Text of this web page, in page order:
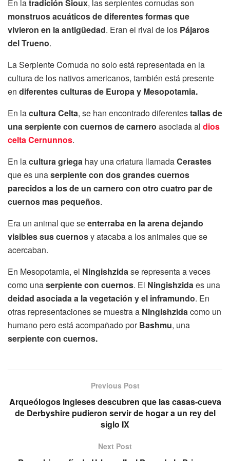
En latradición Sioux, las serpientes cornudas son
monstruos acuáticos de diferentes formas que
vivieron en la antigüedad. Eran el rival de los Pájaros
delTrueno.
La Serpiente Cornuda no solo está representada en la
cultura de los nativos americanos, también está presente
en diferentes culturas de Europa y Mesopotamia.
En lacultura Celta, se han encontrado diferentestallas de
una serpiente con cuernos de carnero asociada al dios
celta Cernunnos.
En lacultura griega hay una criatura llamadaCerastes
que es unaserpiente con dos grandes cuernos
parecidos a los de un carnero con otro cuatro par de
cuernos mas pequeños.
Era un animal que seenterraba en la arena dejando
visibles sus cuernosy atacaba a los animales que se
acercaban.
En Mesopotamia, el Ningishzidase representa a veces
como unaserpiente con cuernos. El Ningishzidaes una
deidad asociada a la vegetación y el inframundo. En
otras representaciones se muestra a Ningishzidacomo un
humano pero está acompañado porBashmu, una
serpiente con cuernos.
Previous Post
Arqueólogos ingleses descubren que las casas-cueva
de Derbyshire pudieron servir de hogar a un rey del
siglo IX
Next Post